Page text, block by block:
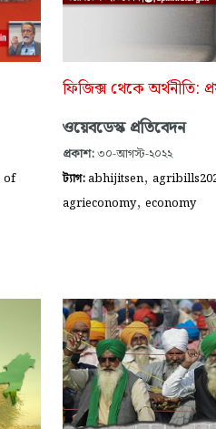
of
ফিজিক্স থেকে অর্থনীতি:
ওয়েবডেস্ক প্রতিবেদন
প্রকাশ:৩০-আগস্ট-২০২২
ট্যাগ:abhijitsen,
agrieconomy, economy